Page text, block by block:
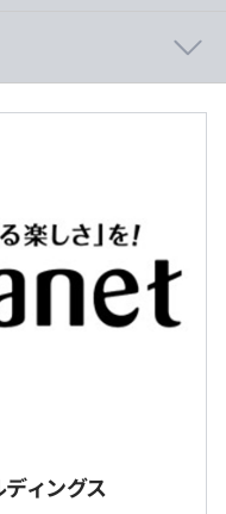
！
ネットグループの社員
とに求められる特性」
翌年の処遇に反映さ
目標を掲げそのプロセ
業務に合わせて変更
暇（入社半年後に10
ィングス